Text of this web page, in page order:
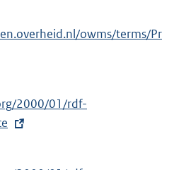
owms/terms/Pr
2000/01/rdf-